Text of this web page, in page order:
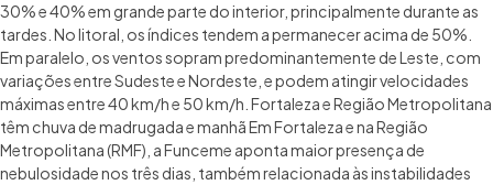
30% e 40% em grande parte do interior, principalmente durante as
tardes. No litoral, os índices tendem a permanecer acima de 50%.
Em paralelo, os ventos sopram predominantemente de Leste, com
variações entre Sudeste e Nordeste, e podem atingir velocidades
máximas entre 40 km/h e 50 km/h. Fortaleza e Região Metropolitana
têm chuva de madrugada e manhã Em Fortaleza e na Região
Metropolitana (RMF), a Funceme aponta maior presença de
nebulosidade nos três dias, também relacionada às instabilidades